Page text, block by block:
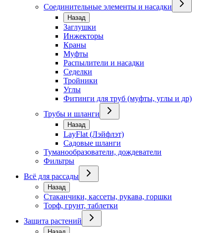
Соединительные элементы и насадки
Назад
Заглушки
Инжекторы
Краны
Муфты
Распылители и насадки
Седелки
Тройники
Углы
Фитинги для труб (муфты, углы и др)
Трубы и шланги
Назад
LayFlat (Лэйфлэт)
Садовые шланги
Туманообразователи, дождеватели
Фильтры
Всё для рассады
Назад
Стаканчики, кассеты, рукава, горшки
Торф, грунт, таблетки
Защита растений